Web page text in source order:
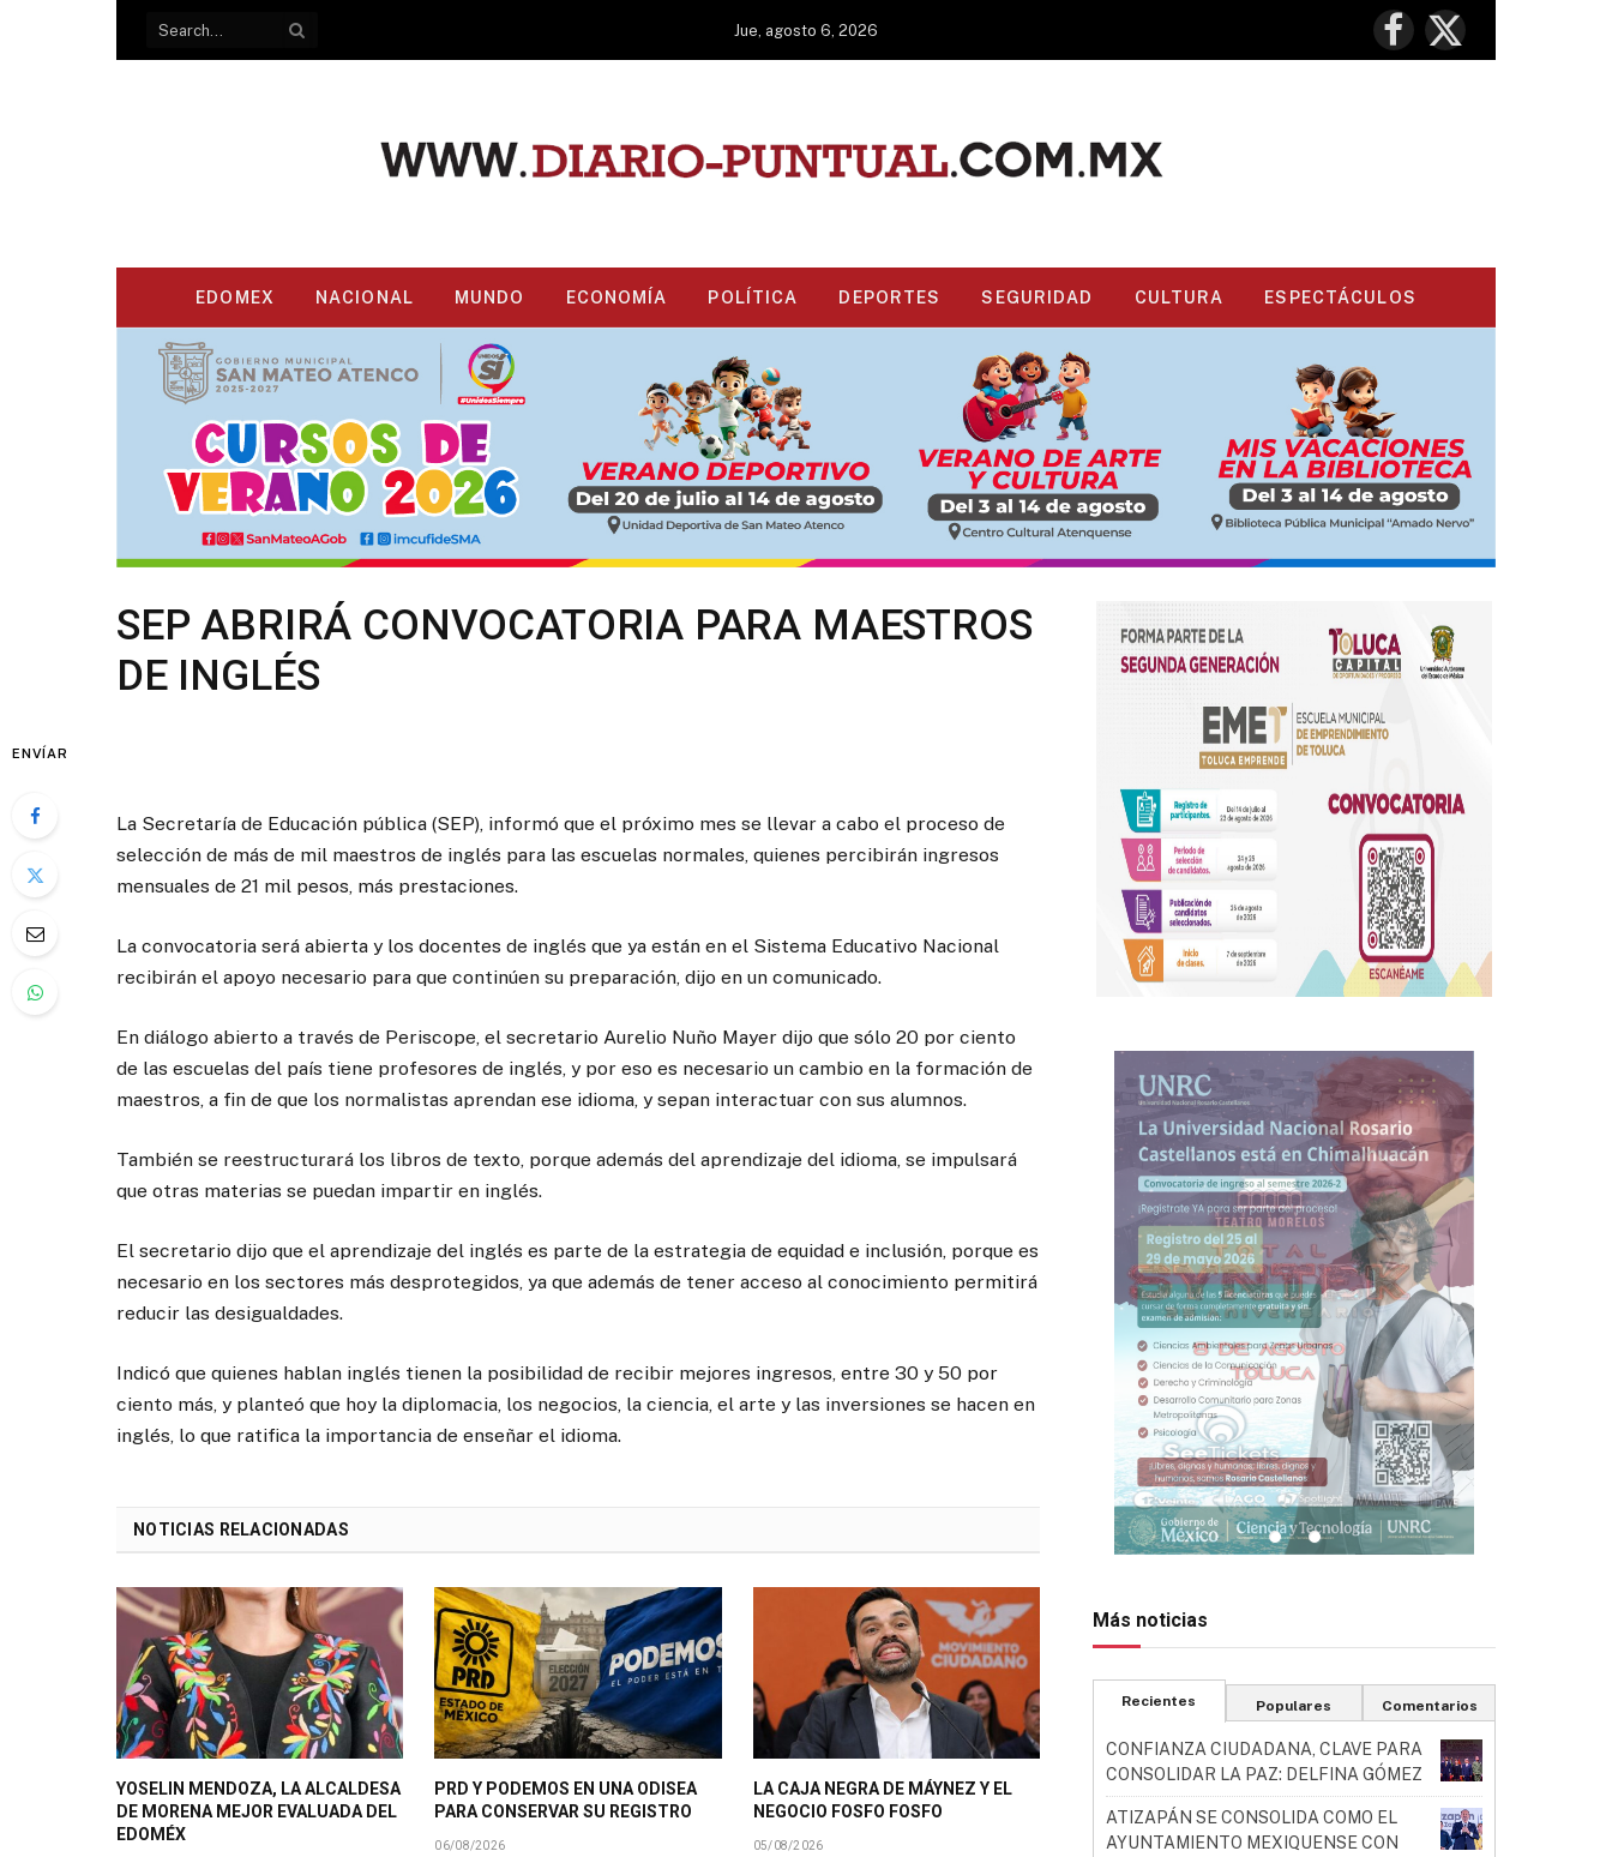
Jue, agosto 6, 2026
Facebook
X
(Twitter)
EDOMEX NACIONAL MUNDO ECONOMÍA POLÍTICA DEPORTES SEGURIDAD CULTURA ESPECTÁCULOS
SEP ABRIRÁ CONVOCATORIA PARA MAESTROS
DE INGLÉS
ENVÍAR
La Secretaría de Educación pública (SEP), informó que el próximo mes se llevar a cabo el proceso de
selección de más de mil maestros de inglés para las escuelas normales, quienes percibirán ingresos
mensuales de 21 mil pesos, más prestaciones.
La convocatoria será abierta y los docentes de inglés que ya están en el Sistema Educativo Nacional
recibirán el apoyo necesario para que continúen su preparación, dijo en un comunicado.
En diálogo abierto a través de Periscope, el secretario Aurelio Nuño Mayer dijo que sólo 20 por ciento
de las escuelas del país tiene profesores de inglés, y por eso es necesario un cambio en la formación de
maestros, a fin de que los normalistas aprendan ese idioma, y sepan interactuar con sus alumnos.
También se reestructurará los libros de texto, porque además del aprendizaje del idioma, se impulsará
que otras materias se puedan impartir en inglés.
El secretario dijo que el aprendizaje del inglés es parte de la estrategia de equidad e inclusión, porque es
necesario en los sectores más desprotegidos, ya que además de tener acceso al conocimiento permitirá
reducir las desigualdades.
Indicó que quienes hablan inglés tienen la posibilidad de recibir mejores ingresos, entre 30 y 50 por
ciento más, y planteó que hoy la diplomacia, los negocios, la ciencia, el arte y las inversiones se hacen en
inglés, lo que ratifica la importancia de enseñar el idioma.
NOTICIAS RELACIONADAS
YOSELIN MENDOZA, LA ALCALDESA
DE MORENA MEJOR EVALUADA DEL
EDOMÉX
PRD Y PODEMOS EN UNA ODISEA
PARA CONSERVAR SU REGISTRO
06/08/2026
LA CAJA NEGRA DE MÁYNEZ Y EL
NEGOCIO FOSFO FOSFO
05/08/2026
Más noticias
Recientes Populares Comentarios
CONFIANZA CIUDADANA, CLAVE PARA
CONSOLIDAR LA PAZ: DELFINA GÓMEZ
ATIZAPÁN SE CONSOLIDA COMO EL
AYUNTAMIENTO MEXIQUENSE CON